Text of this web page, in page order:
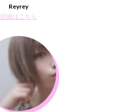
Reyrey
詳細はこちら